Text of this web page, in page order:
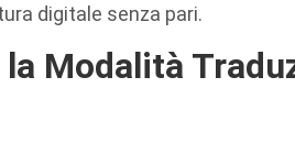
digitale senza pari.
Modalità